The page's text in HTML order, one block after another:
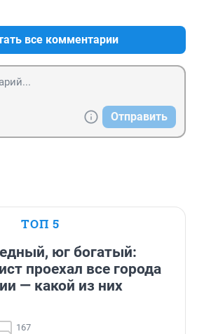
все комментарии
Отправить
ТОП 5
юг богатый:
проехал все города
— какой из них
167